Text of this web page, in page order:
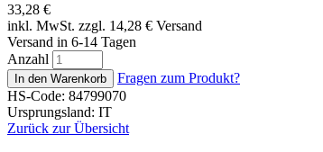
33,28 €
inkl. MwSt. zzgl. 14,28 € Versand
Versand in 6-14 Tagen
Anzahl
Fragen zum Produkt?
HS-Code: 84799070
Ursprungsland: IT
Zurück zur Übersicht